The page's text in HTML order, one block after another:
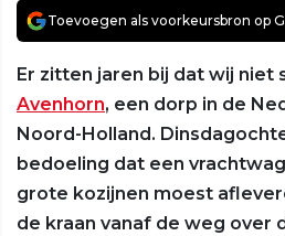
Toevoegen als voorkeursbron op
Er zitten jaren bij dat wij niet
Avenhorn, een dorp in de
Noord-Holland.
bedoeling dat een
grote kozijnen moest
de kraan vanaf de weg over